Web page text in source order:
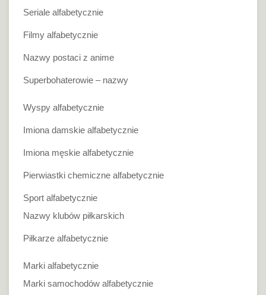
Seriale alfabetycznie
Filmy alfabetycznie
Nazwy postaci z anime
Superbohaterowie – nazwy
Wyspy alfabetycznie
Imiona damskie alfabetycznie
Imiona męskie alfabetycznie
Pierwiastki chemiczne alfabetycznie
Sport alfabetycznie
Nazwy klubów piłkarskich
Piłkarze alfabetycznie
Marki alfabetycznie
Marki samochodów alfabetycznie